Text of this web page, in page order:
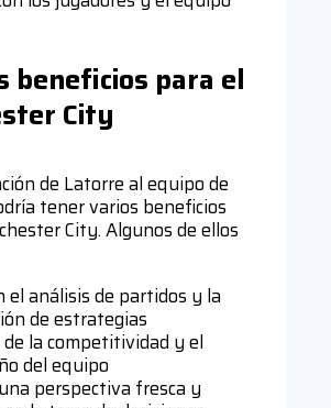
beneficios para el
City
de Latorre al equipo de
tener varios beneficios
City. Algunos de ellos
el análisis de partidos y la
de estrategias
la competitividad y el
del equipo
perspectiva fresca y